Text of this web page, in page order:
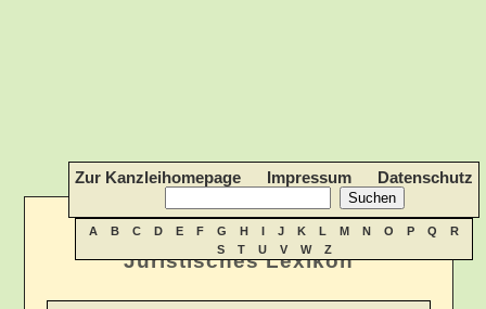
Juristisches Lexikon
Zur Kanzleihomepage Impressum Datenschutz
A B C D E F G H I J K L M N O P Q
R
S
T U V W Z